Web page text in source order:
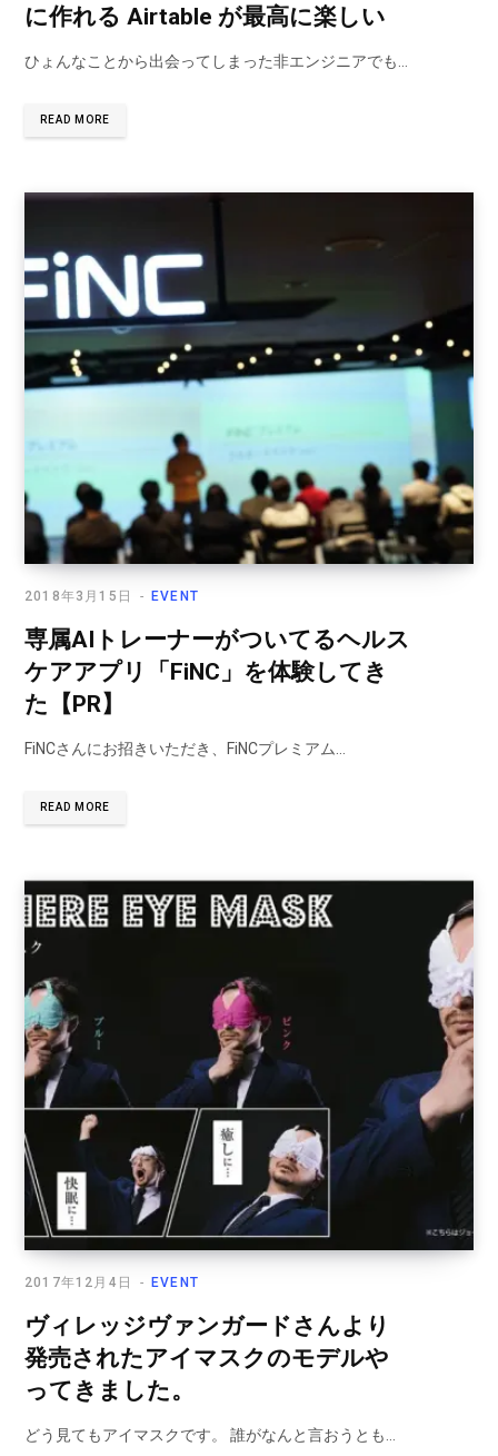
に作れる Airtable が最高に楽しい
ひょんなことから出会ってしまった非エンジニアでも…
READ MORE
EVENT
2018年3月15日
専属AIトレーナーがついてるヘルス
ケアアプリ「FiNC」を体験してき
た【PR】
FiNCさんにお招きいただき、FiNCプレミアム…
READ MORE
EVENT
2017年12月4日
ヴィレッジヴァンガードさんより
発売されたアイマスクのモデルや
ってきました。
どう見てもアイマスクです。 誰がなんと言おうとも…